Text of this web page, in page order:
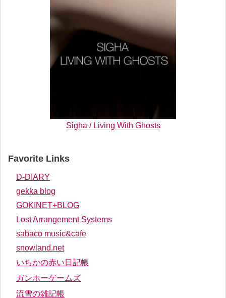
Sigha / Living With Ghosts
Favorite Links
D-DIARY
gekka blog
GOKINET+BLOG
Lost Arrangement Systems
sabaco music&cafe
snowland.net
いちかの赤い日記帳
ガンホーゲームズ
流雪の雑記帳